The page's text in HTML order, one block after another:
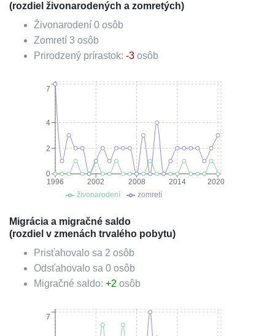
(rozdiel živonarodených a zomretých)
Živonarodení 0 osôb
Zomretí 3 osôb
Prirodzený prírastok: -3 osôb
1996 2002 2008 2014 2020
0
2
4
7
živonarodení zomretí
Migrácia a migračné saldo
(rozdiel v zmenách trvalého pobytu)
Prisťahovalo sa 2 osôb
Odsťahovalo sa 0 osôb
Migračné saldo: +2 osôb
7